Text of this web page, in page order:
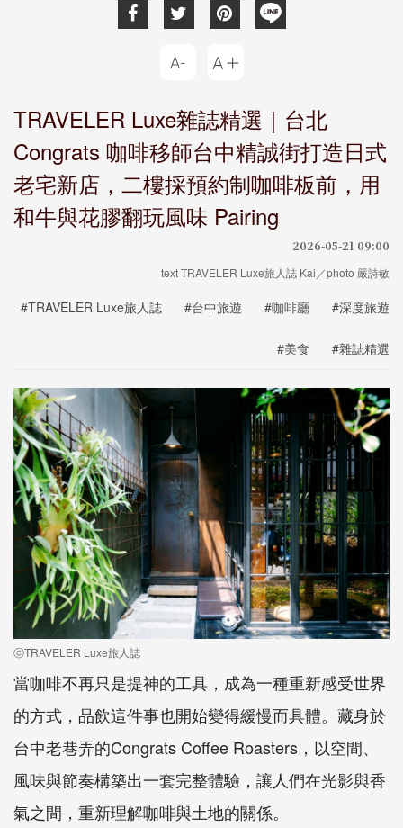
TRAVELER Luxe雜誌精選｜台北
Congrats 咖啡移師台中精誠街打造日式
老宅新店，二樓採預約制咖啡板前，用
和牛與花膠翻玩風味 Pairing
2026-05-21 09:00
text TRAVELER Luxe旅人誌 Kai／photo 嚴詩敏
#TRAVELER Luxe旅人誌 #台中旅遊 #咖啡廳 #深度旅遊
#美食 #雜誌精選
ⓒTRAVELER Luxe旅人誌
當咖啡不再只是提神的工具，成為一種重新感受世界
的方式，品飲這件事也開始變得緩慢而具體。藏身於
台中老巷弄的Congrats Coffee Roasters，以空間、
風味與節奏構築出一套完整體驗，讓人們在光影與香
氣之間，重新理解咖啡與土地的關係。